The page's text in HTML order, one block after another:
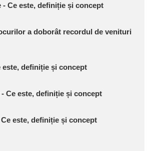
- Ce este, definiție și concept
a doborât recordul de venituri
este, definiție și concept
Ce este, definiție și concept
este, definiție și concept